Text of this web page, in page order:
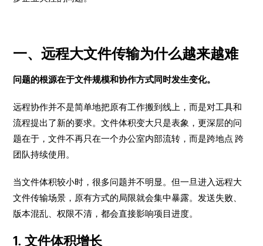
一、远程大文件传输为什么越来越难
问题的根源在于文件规模和协作方式同时发生变化。
远程协作并不是简单地把原有工作搬到线上，而是对工具和
流程提出了新的要求。文件体积变大只是表象，更深层的问
题在于，文件不再只在一个办公室内部流转，而是跨地点 跨
团队持续使用。
当文件体积较小时，很多问题并不明显。但一旦进入远程大
文件传输场景，原有方式的局限就会集中暴露。发送失败、
版本混乱、权限不清，都会直接影响项目进度。
1. 文件体积增长